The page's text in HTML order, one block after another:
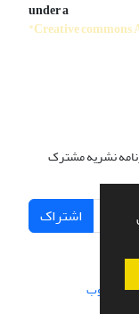
under a
نشریه مشترک
اشتراک
سیناوب